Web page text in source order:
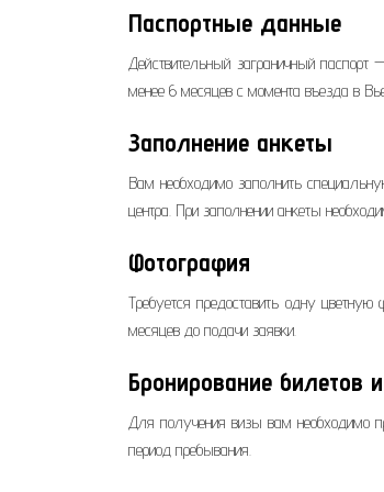
Паспортные данные
Действительный заграничный
менее 6 месяцев с момента въезда в
Заполнение анкеты
Вам необходимо заполнить
центра. При заполнении анкеты
Фотография
Требуется предоставить одну
месяцев до подачи заявки.
Бронирование билетов
Для получения визы вам необходимо
период пребывания.